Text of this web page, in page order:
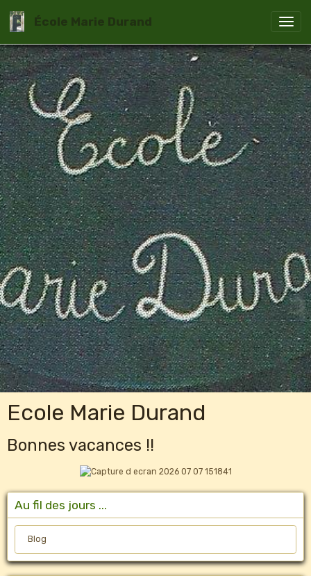
École Marie Durand
Ecole Marie Durand
Bonnes vacances !!
Au fil des jours ...
Blog